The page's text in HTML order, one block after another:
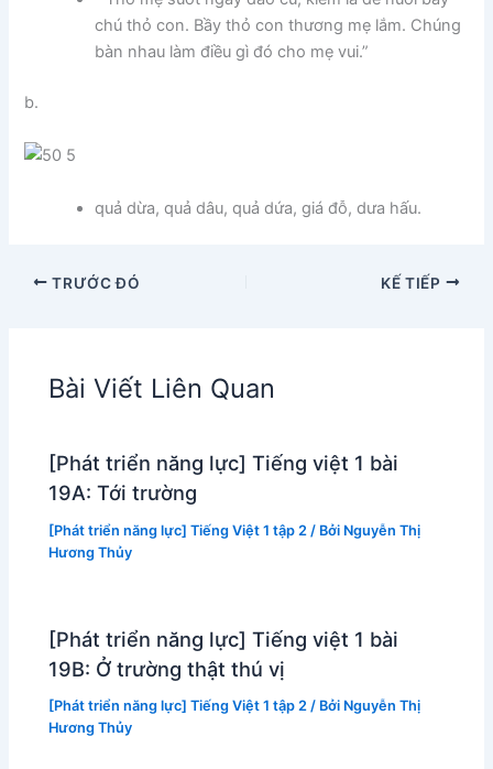
chú thỏ con. Bầy thỏ con thương mẹ lắm. Chúng
bàn nhau làm điều gì đó cho mẹ vui.”
b.
quả dừa, quả dâu, quả dứa, giá đỗ, dưa hấu.
TRƯỚC ĐÓ KẾ TIẾP
Bài Viết Liên Quan
[Phát triển năng lực] Tiếng việt 1 bài
19A: Tới trường
[Phát triển năng lực] Tiếng Việt 1 tập 2 / Bởi Nguyễn Thị
Hương Thủy
[Phát triển năng lực] Tiếng việt 1 bài
19B: Ở trường thật thú vị
[Phát triển năng lực] Tiếng Việt 1 tập 2 / Bởi Nguyễn Thị
Hương Thủy